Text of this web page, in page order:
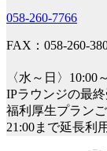
058-260-7766
FAX：058-260-
〈水～日〉10:00
IPラウンジの最
福利厚生プラン
21:00まで延長利